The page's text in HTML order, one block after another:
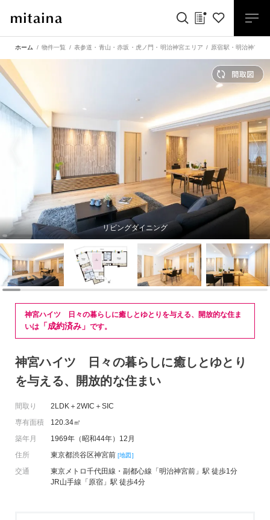
ホーム 物件一覧 表参道・青山・赤坂・虎ノ門・明治神宮エリア 原宿駅 ・ 明治神宮前
リビングダイニング
神宮ハイツ 日々の暮らしに癒しとゆとりを与える、開放的な住ま
いは 「成約済み」 です。
神宮ハイツ 日々の暮らしに癒しとゆとり
を与える、開放的な住まい
間取り
2LDK＋2WIC＋SIC
専有面積
120.34㎡
築年月
1969年（昭和44年）12月
住所
東京都渋谷区神宮前 [地図]
交通
東京メトロ千代田線・副都心線「明治神宮前」駅 徒歩1分
JR山手線「原宿」駅 徒歩4分